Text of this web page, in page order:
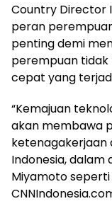
Country Director
peran
penting demi
perempuan
cepat yang
“Kemajuan
akan membawa
ketenagakerjaan
Indonesia, dalam
Miyamoto